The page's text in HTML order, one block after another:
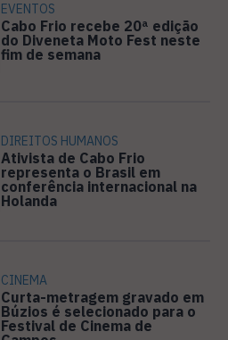
EVENTOS
Cabo Frio recebe 20ª edição
do Diveneta Moto Fest neste
fim de semana
DIREITOS HUMANOS
Ativista de Cabo Frio
representa o Brasil em
conferência internacional na
Holanda
CINEMA
Curta-metragem gravado em
Búzios é selecionado para o
Festival de Cinema de